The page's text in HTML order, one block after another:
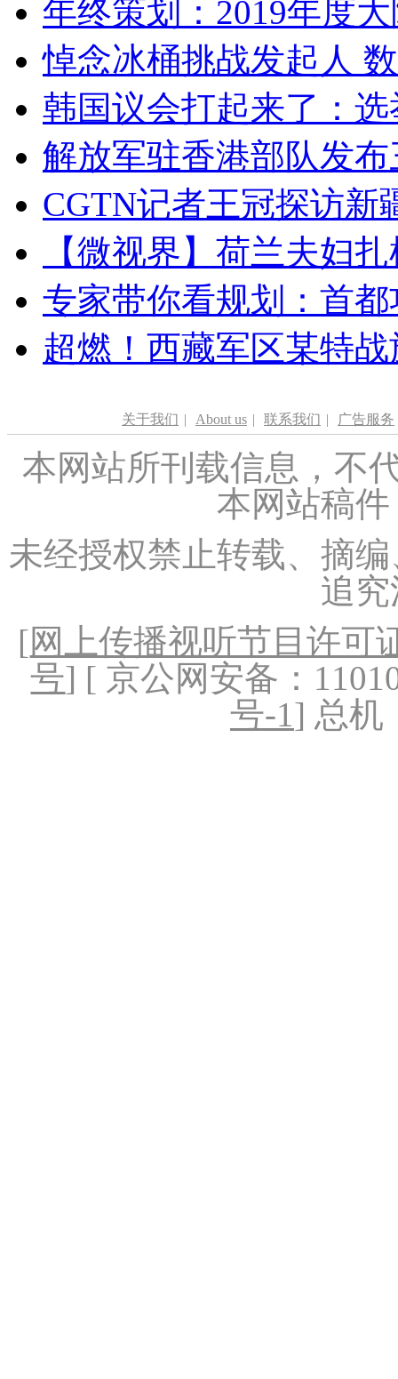
年终策划：2019年度
悼念冰桶挑战发起人
韩国议会打起来了：
解放军驻香港部队发
CGTN记者王冠探访新
【微视界】荷兰夫妇
专家带你看规划：首
超燃！西藏军区某特
关于我们 | About us | 联系我们 | 广告服务
本网站所刊载信息，不
本网站稿
未经授权禁止转载、摘
追
[网上传播视听节目许可
号] [ 京公网安备：
号-1] 总机